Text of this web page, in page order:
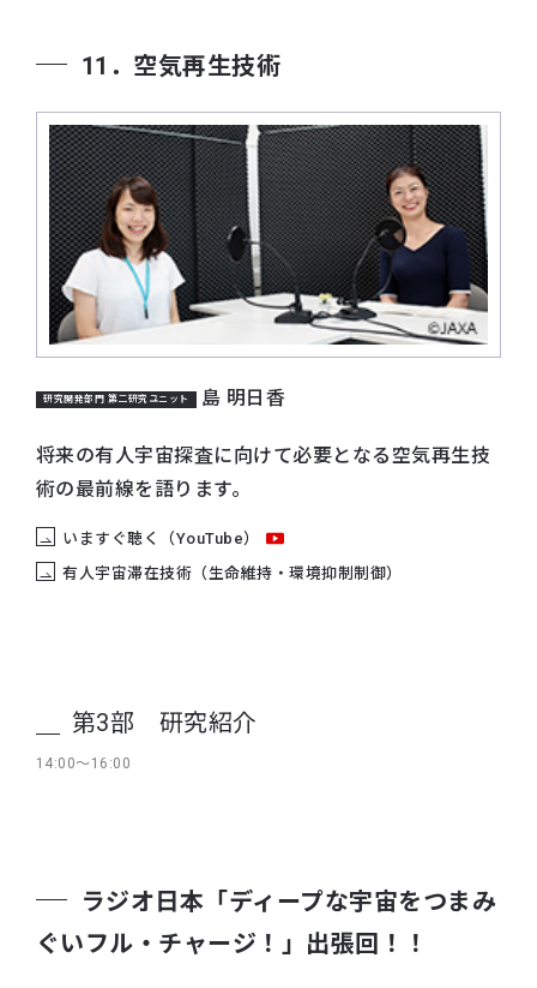
11．空気再生技術
研究開発部門 第二研究ユニット 島 明日香
将来の有人宇宙探査に向けて必要となる空気再生技
術の最前線を語ります。
いますぐ聴く（YouTube）
有人宇宙滞在技術（生命維持・環境抑制制御）
第3部 研究紹介
14:00～16:00
ラジオ日本 「ディープな宇宙をつまみ
ぐいフル・チャージ！」 出張回！！